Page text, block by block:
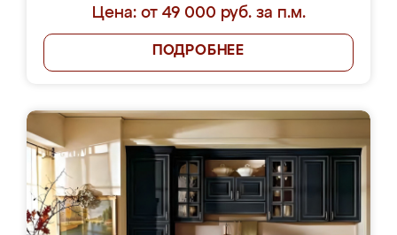
Цена: от 49 000 руб. за п.м.
ПОДРОБНЕЕ